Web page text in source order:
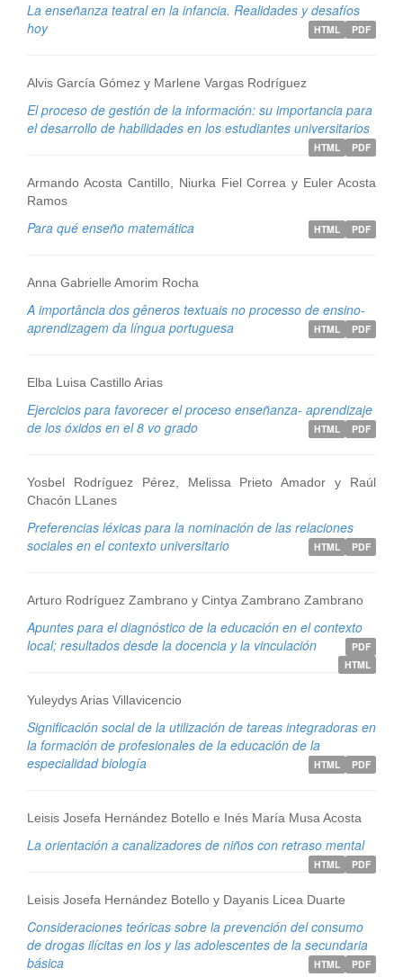
La enseñanza teatral en la infancia. Realidades y desafíos
hoy
PDF
HTML
Alvis García Gómez y Marlene Vargas Rodríguez
El proceso de gestión de la información: su importancia para
el desarrollo de habilidades en los estudiantes universitarios
PDF
HTML
Armando Acosta Cantillo, Niurka Fiel Correa y Euler Acosta
Ramos
Para qué enseño matemática PDF
HTML
Anna Gabrielle Amorim Rocha
A importância dos gêneros textuais no processo de ensino-
aprendizagem da língua portuguesa
PDF
HTML
Elba Luisa Castillo Arias
Ejercicios para favorecer el proceso enseñanza- aprendizaje
de los óxidos en el 8 vo grado
PDF
HTML
Yosbel Rodríguez Pérez, Melissa Prieto Amador y Raúl
Chacón LLanes
Preferencias léxicas para la nominación de las relaciones
sociales en el contexto universitario
PDF
HTML
Arturo Rodríguez Zambrano y Cintya Zambrano Zambrano
Apuntes para el diagnóstico de la educación en el contexto
local; resultados desde la docencia y la vinculación
PDF
HTML
Yuleydys Arias Villavicencio
Significación social de la utilización de tareas integradoras en
la formación de profesionales de la educación de la
especialidad biología
PDF
HTML
Leisis Josefa Hernández Botello e Inés María Musa Acosta
La orientación a canalizadores de niños con retraso mental
PDF
HTML
Leisis Josefa Hernández Botello y Dayanis Licea Duarte
Consideraciones teóricas sobre la prevención del consumo
de drogas ilícitas en los y las adolescentes de la secundaria
básica
PDF
HTML